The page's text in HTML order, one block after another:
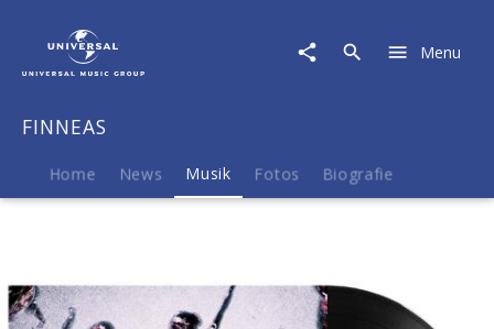
Menu
FINNEAS
Home News Musik Fotos Biografie